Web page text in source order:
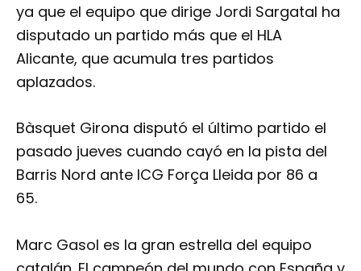
ya que el equipo que dirige Jordi Sargatal ha
disputado un partido más que el HLA
Alicante, que acumula tres partidos
aplazados.
Bàsquet Girona disputó el último partido el
pasado jueves cuando cayó en la pista del
Barris Nord ante ICG Força Lleida por 86 a
65.
Marc Gasol es la gran estrella del equipo